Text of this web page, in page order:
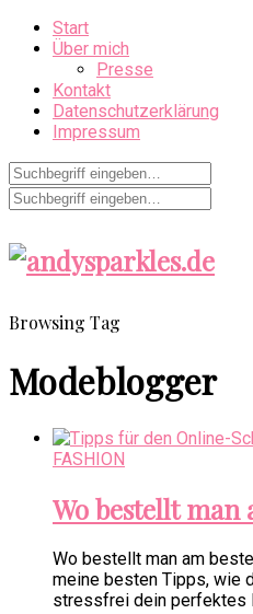
Start
Über mich
Presse
Kontakt
Datenschutzerklärung
Impressum
Browsing Tag
Modeblogger
FASHION
Wo bestellt man
Wo bestellt man am
meine besten Tipps, wie
stressfrei dein perfektes